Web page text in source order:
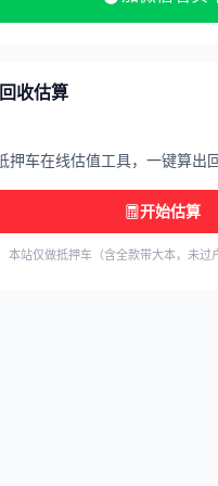
收估算
押车在线估值工具，一键算出
开始估算
本站仅做抵押车（含全款带大本，未过